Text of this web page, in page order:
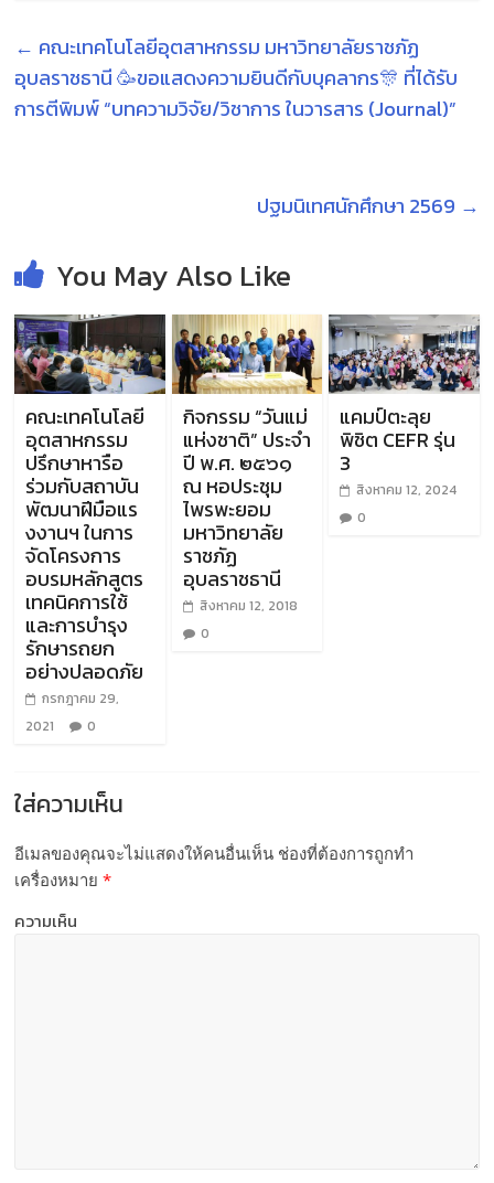
← คณะเทคโนโลยีอุตสาหกรรม มหาวิทยาลัยราชภัฏ
อุบลราชธานี 🥳ขอแสดงความยินดีกับบุคลากร🎊 ที่ได้รับ
การตีพิมพ์ “บทความวิจัย/วิชาการ ในวารสาร (Journal)”
ปฐมนิเทศนักศึกษา 2569 →
You May Also Like
คณะเทคโนโลยี
อุตสาหกรรม
ปรึกษาหารือ
ร่วมกับสถาบัน
พัฒนาฝีมือแร
งงานฯ ในการ
จัดโครงการ
อบรมหลักสูตร
เทคนิคการใช้
และการบำรุง
รักษารถยก
อย่างปลอดภัย
กรกฎาคม 29,
2021
0
กิจกรรม “วันแม่
แห่งชาติ” ประจำ
ปี พ.ศ. ๒๕๖๑
ณ หอประชุม
ไพรพะยอม
มหาวิทยาลัย
ราชภัฏ
อุบลราชธานี
สิงหาคม 12, 2018
0
แคมป์ตะลุย
พิชิต CEFR รุ่น
3
สิงหาคม 12, 2024
0
ใส่ความเห็น
อีเมลของคุณจะไม่แสดงให้คนอื่นเห็น ช่องที่ต้องการถูกทำ
เครื่องหมาย*
ความเห็น